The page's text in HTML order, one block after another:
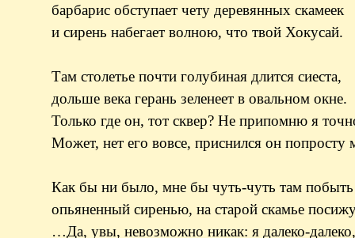
барбарис обступает чету деревянных скамеек
и сирень набегает волною, что твой Хокусай.
Там столетье почти голубиная длится сиеста,
дольше века герань зеленеет в овальном окне.
Только где он, тот сквер? Не припомню я
Может, нет его вовсе, приснился он попросту
Как бы ни было, мне бы чуть-чуть там
опьяненный сиренью, на старой скамье
…Да, увы, невозможно никак: я далеко-далеко,